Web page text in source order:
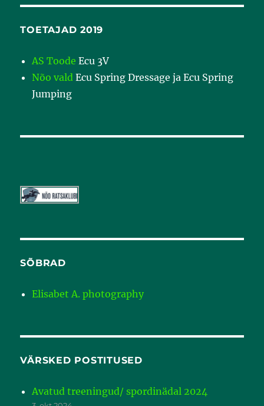
TOETAJAD 2019
AS Toode Ecu 3V
Nõo vald Ecu Spring Dressage ja Ecu Spring
Jumping
SÕBRAD
Elisabet A. photography
VÄRSKED POSTITUSED
Avatud treeningud/ spordinädal 2024